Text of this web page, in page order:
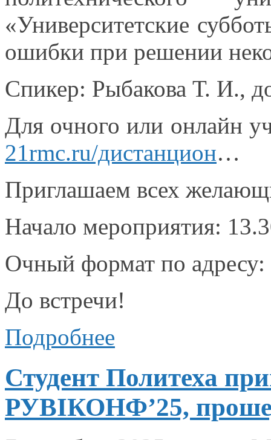
«Университетские
ошибки при решении
Спикер: Рыбакова Т. И.,
Для очного или онлайн
21rmc.ru/дистанцион…
Приглашаем всех
Начало мероприятия:
Очный формат по
До встречи!
Подробнее
Студент Политеха
РУBIКОНФ’25,